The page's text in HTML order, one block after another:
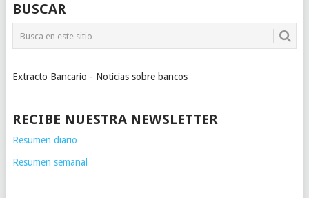
BUSCAR
Extracto Bancario - Noticias sobre bancos
RECIBE NUESTRA NEWSLETTER
Resumen diario
Resumen semanal